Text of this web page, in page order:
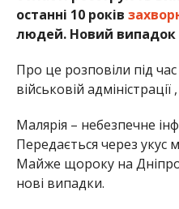
останні 10 років
людей. Новий випадок
Про це розповіли під
військовій
Малярія – небезпечне
Передається через укус
Майже щороку на
нові випадки.